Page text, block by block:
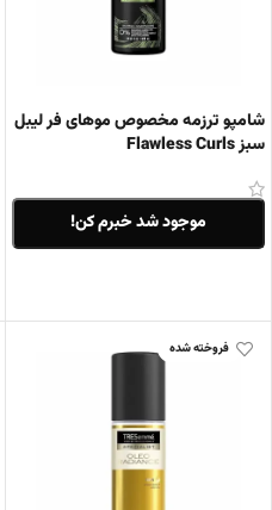
شامپو ترزمه مخصوص موهای فر لیبل
سبز Flawless Curls
موجود شد خبرم کن!
فروخته شده